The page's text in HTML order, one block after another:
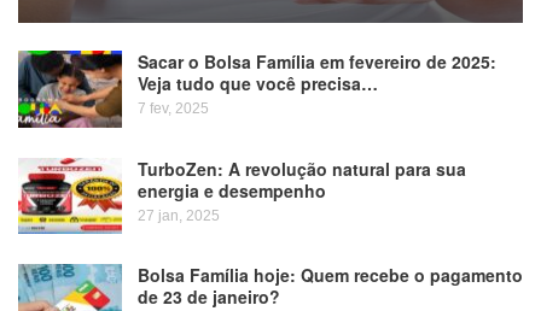
Sacar o Bolsa Família em fevereiro de 2025:
Veja tudo que você precisa…
7 fev, 2025
TurboZen: A revolução natural para sua
energia e desempenho
27 jan, 2025
Bolsa Família hoje: Quem recebe o pagamento
de 23 de janeiro?